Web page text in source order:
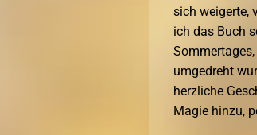
sich weigerte,
ich das Buch
umgedreht
herzliche
Magie hinzu,